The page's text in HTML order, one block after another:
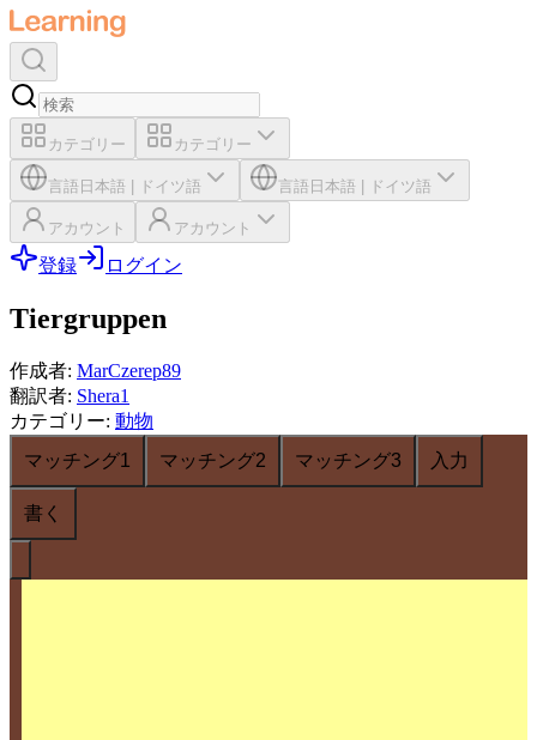
カテゴリー カテゴリー
言語 日本語 ドイツ語 言語 日本語 ドイツ語
アカウント アカウント
登録 ログイン
Tiergruppen
作成者: MarCzerep89
翻訳者: Shera1
カテゴリー: 動物
マッチング1
マッチング2 マッチング3 入力
書く